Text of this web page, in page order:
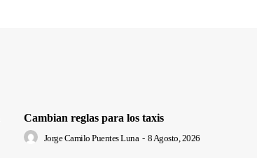
Cambian reglas para los taxis
Jorge Camilo Puentes Luna - 8 Agosto, 2026